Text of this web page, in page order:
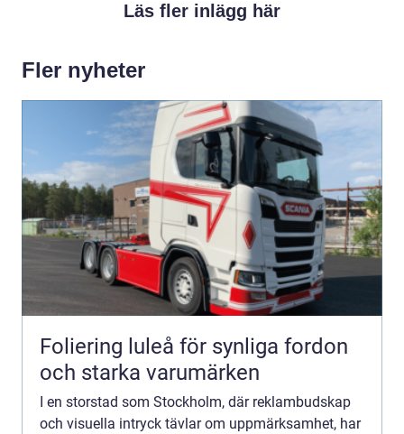
Läs fler inlägg här
Fler nyheter
Foliering luleå för synliga fordon
och starka varumärken
I en storstad som Stockholm, där reklambudskap
och visuella intryck tävlar om uppmärksamhet, har